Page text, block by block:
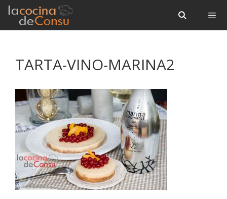
Saltar
contenido
Saltar
contenido
TARTA-VINO-MARINA2